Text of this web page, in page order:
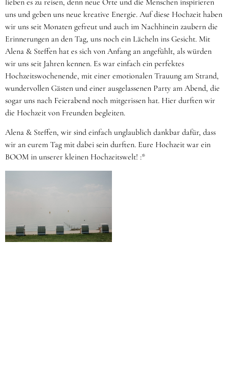
lieben es zu reisen, denn neue Orte und die Menschen inspirieren
uns und geben uns neue kreative Energie. Auf diese Hochzeit haben
wir uns seit Monaten gefreut und auch im Nachhinein zaubern die
Erinnerungen an den Tag, uns noch ein Lächeln ins Gesicht. Mit
Alena & Steffen hat es sich von Anfang an angefühlt, als würden
wir uns seit Jahren kennen. Es war einfach ein perfektes
Hochzeitswochenende, mit einer emotionalen Trauung am Strand,
wundervollen Gästen und einer ausgelassenen Party am Abend, die
sogar uns nach Feierabend noch mitgerissen hat. Hier durften wir
die Hochzeit von Freunden begleiten.
Alena & Steffen, wir sind einfach unglaublich dankbar dafür, dass
wir an eurem Tag mit dabei sein durften. Eure Hochzeit war ein
BOOM in unserer kleinen Hochzeitswelt! :*